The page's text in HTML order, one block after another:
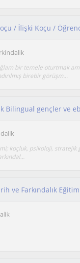
/ İlişki Koçu /
bir temele oturtmak
birebir görüşm...
koçluk, psikoloji, stratejik
ve Farkındalık